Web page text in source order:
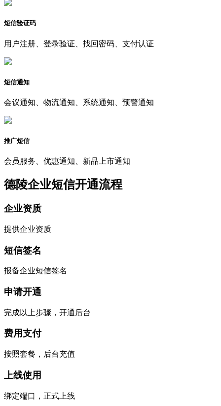
短信验证码
用户注册、登录验证、找回密码、支付认证
短信通知
会议通知、物流通知、系统通知、预警通知
推广短信
会员服务、优惠通知、新品上市通知
德陵企业短信开通流程
企业资质
提供企业资质
短信签名
报备企业短信签名
申请开通
完成以上步骤，开通后台
费用支付
按照套餐，后台充值
上线使用
绑定端口，正式上线